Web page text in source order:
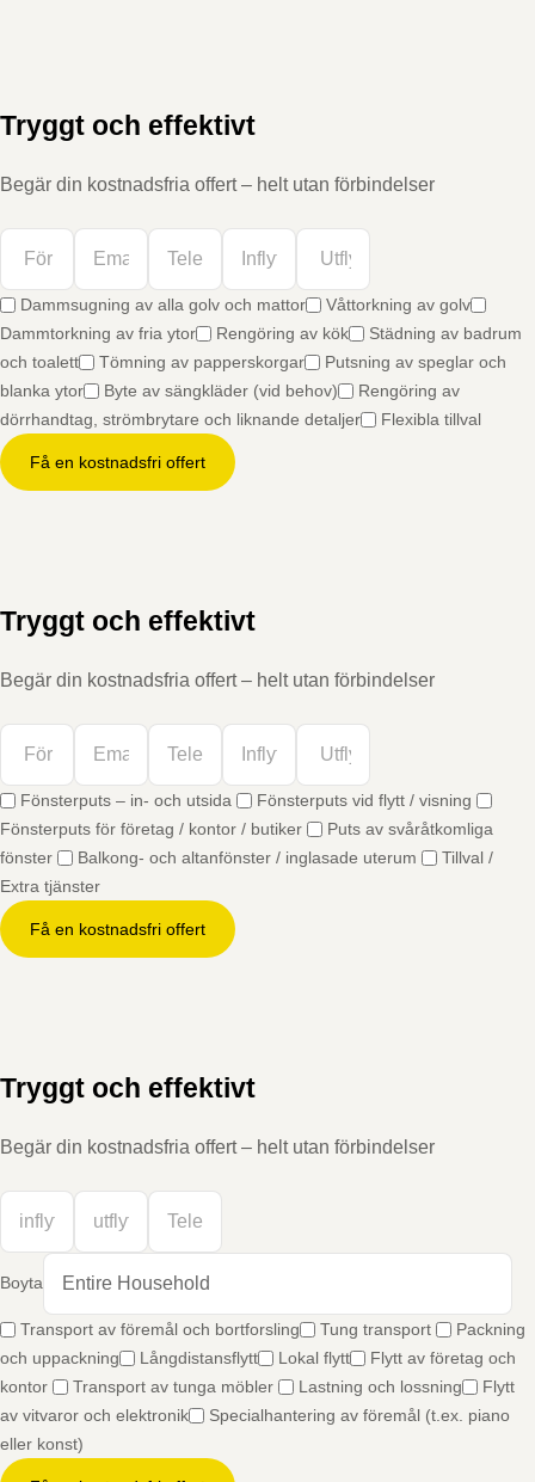
Tryggt och effektivt
Begär din kostnadsfria offert – helt utan förbindelser
Dammsugning av alla golv och mattor
Våttorkning av golv
Dammtorkning av fria ytor
Rengöring av kök
Städning av badrum
och toalett
Tömning av papperskorgar
Putsning av speglar och
blanka ytor
Byte av sängkläder (vid behov)
Rengöring av
dörrhandtag, strömbrytare och liknande detaljer
Flexibla tillval
Få en kostnadsfri offert
Tryggt och effektivt
Begär din kostnadsfria offert – helt utan förbindelser
Fönsterputs – in- och utsida
Fönsterputs vid flytt / visning
Fönsterputs för företag / kontor / butiker
Puts av svåråtkomliga
fönster
Balkong- och altanfönster / inglasade uterum
Tillval /
Extra tjänster
Få en kostnadsfri offert
Tryggt och effektivt
Begär din kostnadsfria offert – helt utan förbindelser
Boyta
Transport av föremål och bortforsling Tung transport
Packning
och uppackning
Långdistansflytt Lokal flytt
Flytt av företag och
kontor
Transport av tunga möbler Lastning och lossning
Flytt
av vitvaror och elektronik
Specialhantering av föremål (t.ex. piano
eller konst)